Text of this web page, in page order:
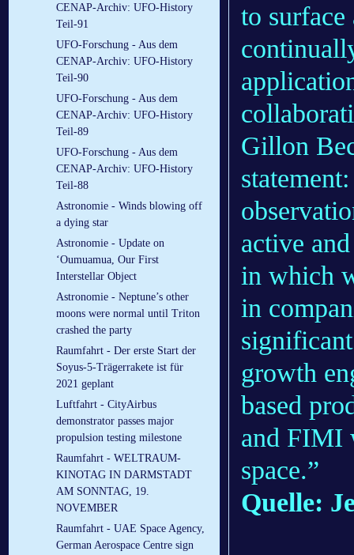
CENAP-Archiv: UFO-History
Teil-91
UFO-Forschung - Aus dem
CENAP-Archiv: UFO-History
Teil-90
UFO-Forschung - Aus dem
CENAP-Archiv: UFO-History
Teil-89
UFO-Forschung - Aus dem
CENAP-Archiv: UFO-History
Teil-88
Astronomie - Winds blowing off
a dying star
Astronomie - Update on
‘Oumuamua, Our First
Interstellar Object
Astronomie - Neptune’s other
moons were normal until Triton
crashed the party
Raumfahrt - Der erste Start der
Soyus-5-Trägerrakete ist für
2021 geplant
Luftfahrt - CityAirbus
demonstrator passes major
propulsion testing milestone
Raumfahrt - WELTRAUM-
KINOTAG IN DARMSTADT
AM SONNTAG, 19.
NOVEMBER
Raumfahrt - UAE Space Agency,
German Aerospace Centre sign
to
Gillon
active
in which
in
growth
based
and FIMI
space.”
Quelle: